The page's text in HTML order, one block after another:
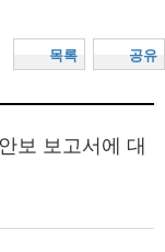
공유
목록
보 보고서에 대